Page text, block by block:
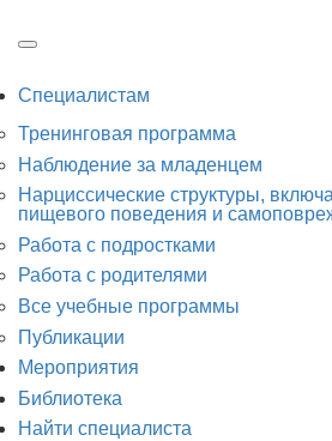
Специалистам
Тренинговая программа
Наблюдение за младенцем
Нарциссические структуры,
пищевого поведения и
Работа с подростками
Работа с родителями
Все учебные программы
Публикации
Мероприятия
Библиотека
Найти специалиста